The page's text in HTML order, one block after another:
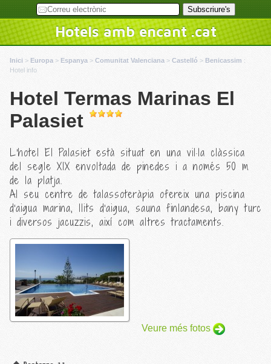
Hotels amb encant .cat
Inici > Europa > Espanya > Comunitat Valenciana > Castelló > Benicassim :
Hotel info
Hotel Termas Marinas El
Palasiet
L'hotel El Palasiet està situat en una vil·la clàssica
del segle XIX envoltada de pinedes i a només 50 m
de la platja.
Al seu centre de talassoteràpia ofereix una piscina
d'aigua marina, llits d'aigua, sauna finlandesa, bany turc
i diversos jacuzzis, així com altres tractaments.
Veure més fotos